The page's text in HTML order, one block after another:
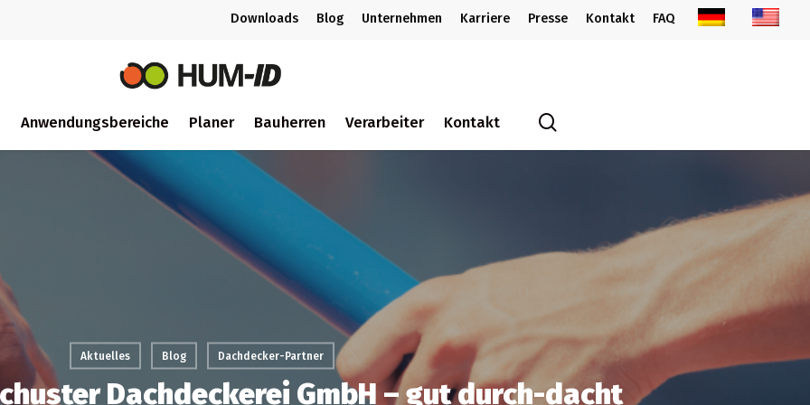
Downloads Blog Unternehmen Karriere Presse Kontakt FAQ
Anwendungsbereiche Planer Bauherren Verarbeiter Kontakt
Aktuelles Blog Dachdecker-Partner
Dachdeckerei GmbH – gut durch-dacht